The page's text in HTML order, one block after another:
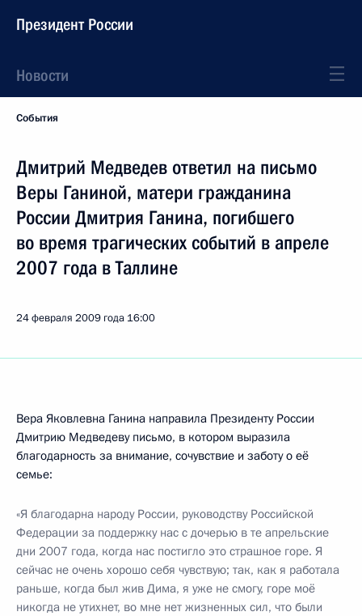
Президент России
Новости
События
Дмитрий Медведев ответил на письмо
Веры Ганиной, матери гражданина
России Дмитрия Ганина, погибшего
во время трагических событий в апреле
2007 года в Таллине
24 февраля 2009 года 16:00
Вера Яковлевна Ганина направила Президенту России
Дмитрию Медведеву письмо, в котором выразила
благодарность за внимание, сочувствие и заботу о её
семье:
«Я благодарна народу России, руководству Российской
Федерации за поддержку нас с дочерью в те апрельские
дни 2007 года, когда нас постигло это страшное горе. Я
сейчас не очень хорошо себя чувствую; так, как я работала
раньше, когда был жив Дима, я уже не смогу, горе моё
никогда не утихнет, во мне нет жизненных сил, что были